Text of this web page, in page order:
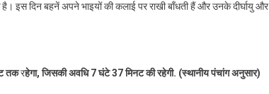
इस दिन बहनें अपने भाइयों की कलाई पर राखी बाँधती हैं और उनके दीर्घायु और
तकरहेगा, जिसकी अवधि 7 घंटे 37 मिनट की रहेगी. (स्थानीय पंचांग अनुसार)